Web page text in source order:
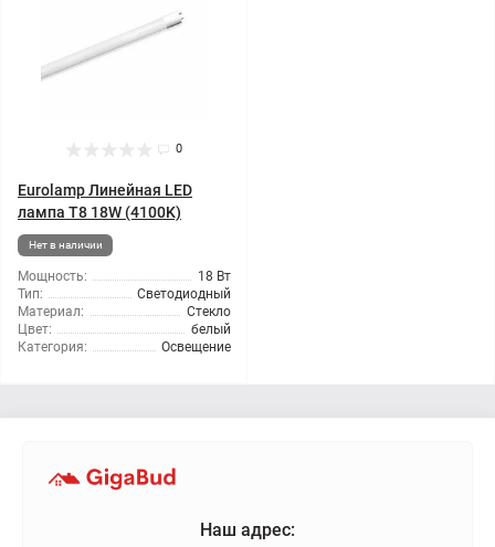
0
Eurolamp Линейная LED
лампа T8 18W (4100K)
Нет в наличии
Мощность:
18 Вт
Тип:
Светодиодный
Материал:
Стекло
Цвет:
белый
Категория:
Освещение
Наш адрес: